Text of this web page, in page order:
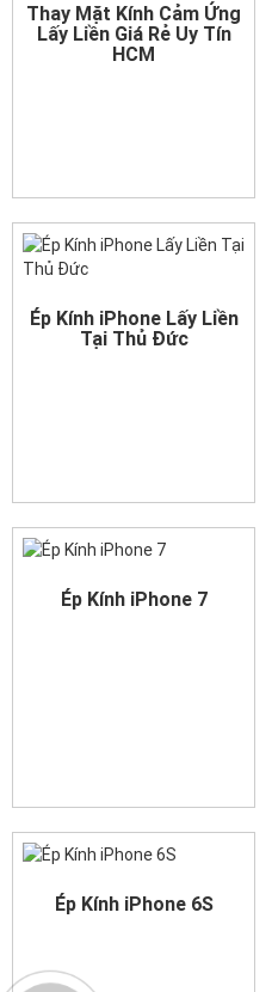
Thay Mặt Kính Cảm Ứng
Lấy Liền Giá Rẻ Uy Tín
HCM
Ép Kính iPhone Lấy Liền
Tại Thủ Đức
Ép Kính iPhone 7
Ép Kính iPhone 6S